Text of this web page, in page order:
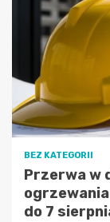
BEZ KATEGORII
Przerwa w
do 7